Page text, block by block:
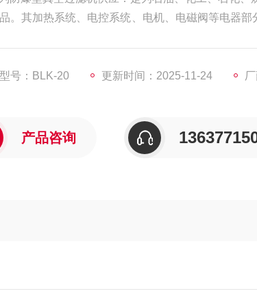
。其加热系统、电控系统、电机、电磁阀等电器
号：BLK-20 更新时间：2025-11-24
产品咨询